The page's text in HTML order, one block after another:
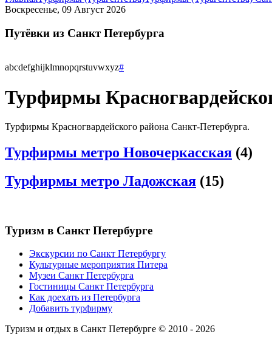
Воскресенье, 09 Август 2026
Путёвки из Санкт Петербурга
abcdefghijklmnopqrstuvwxyz#
Турфирмы
Турфирмы Красногвардейского района Санкт-Петербурга.
Турфирмы метро Новочеркасская (4)
Турфирмы метро Ладожская (15)
Туризм в Санкт Петербурге
Экскурсии по Санкт Петербургу
Культурные мероприятия Питера
Музеи Санкт Петербурга
Гостиницы Санкт Петербурга
Как доехать из Петербурга
Добавить турфирму
Туризм и отдых в Санкт Петербурге © 2010 - 2026